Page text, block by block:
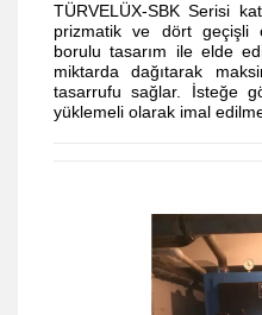
TÜRVELÜX-SBK Serisi
prizmatik ve dört geçişli
borulu tasarım ile elde
miktarda dağıtarak
tasarrufu sağlar. İsteğe
yüklemeli olarak imal